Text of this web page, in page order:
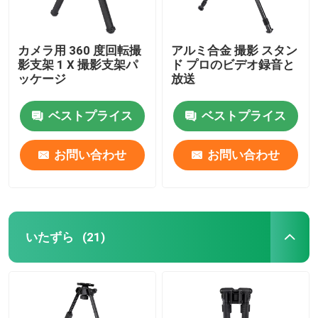
カメラ用 360 度回転撮
影支架 1 X 撮影支架パ
ッケージ
ベストプライス
お問い合わせ
アルミ合金 撮影 スタン
ド プロのビデオ録音と
放送
ベストプライス
お問い合わせ
いたずら (21)